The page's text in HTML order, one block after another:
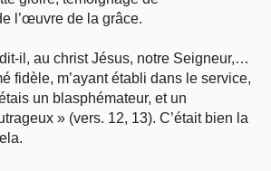
l’œuvre de la grâce.
il, au christ Jésus, notre Seigneur,…
fidèle, m’ayant établi dans le service,
un blasphémateur, et un
» (vers. 12, 13). C’était bien la